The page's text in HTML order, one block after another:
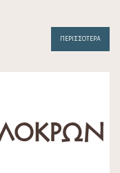
ΠΕΡΙΣΣΌΤΕΡΑ